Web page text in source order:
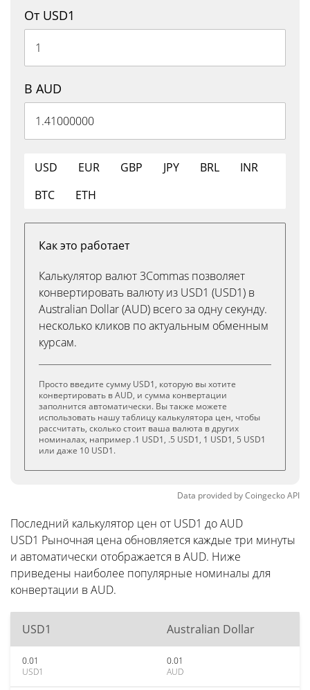
От USD1
В AUD
USD EUR GBP JPY BRL
INR
BTC
ETH
Как это работает
Калькулятор валют 3Commas позволяет
конвертировать валюту из USD1 (USD1) в
Australian Dollar (AUD) всего за одну секунду.
несколько кликов по актуальным обменным
курсам.
Просто введите сумму USD1, которую вы хотите
конвертировать в AUD, и сумма конвертации
заполнится автоматически. Вы также можете
использовать нашу таблицу калькулятора цен, чтобы
рассчитать, сколько стоит ваша валюта в других
номиналах, например .1 USD1, .5 USD1, 1 USD1, 5 USD1
или даже 10 USD1.
Data provided byCoingeckoAPI
Последний калькулятор цен от USD1 до AUD
USD1 Рыночная цена обновляется каждые три минуты
и автоматически отображается в AUD. Ниже
приведены наиболее популярные номиналы для
конвертации в AUD.
USD1 Australian Dollar
0.01
USD1
0.01
AUD